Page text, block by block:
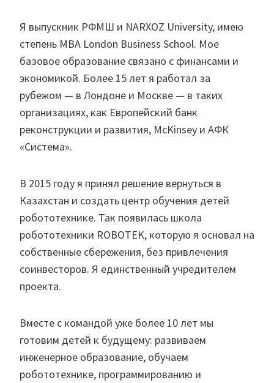
Я выпускник РФМШ и NARXOZ University, имею
степень MBA London Business School. Мое
базовое образование связано с финансами и
экономикой. Более 15 лет я работал за
рубежом — в Лондоне и Москве — в таких
организациях, как Европейский банк
реконструкции и развития, McKinsey и АФК
«Система».
В 2015 году я принял решение вернуться в
Казахстан и создать центр обучения детей
робототехнике. Так появилась школа
робототехники ROBOTEK, которую я основал на
собственные сбережения, без привлечения
соинвесторов. Я единственный учредителем
проекта.
Вместе с командой уже более 10 лет мы
готовим детей к будущему: развиваем
инженерное образование, обучаем
робототехнике, программированию и